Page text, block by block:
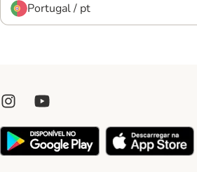
Portugal / pt